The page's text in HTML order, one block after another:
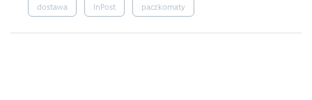
dostawa InPost paczkomaty